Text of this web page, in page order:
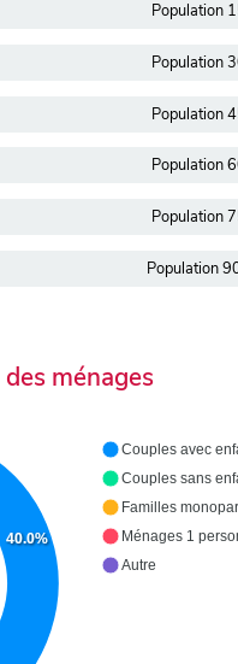
Population
Population
Population
Population
Population
Population
ménages
40.0%
Couples avec
Couples sans
Familles
Ménages 1
Autre